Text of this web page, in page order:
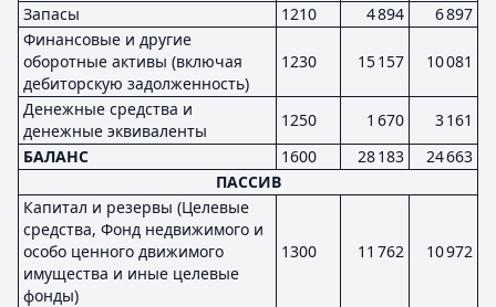
Запасы 1210 4 894
6 897
Финансовые и другие
оборотные активы (включая
дебиторскую задолженность)
1230 15 157 10 081
Денежные средства и
денежные эквиваленты
1250 1 670
3 161
БАЛАНС
1600 28 183
24 663
ПАССИВ
Капитал и резервы (Целевые
средства, Фонд недвижимого и
особо ценного движимого
имущества и иные целевые
фонды)
1300 11 762 10 972